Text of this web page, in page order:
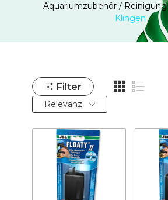
Aquariumzubehör
Reinigung
Klingen
Filter
Relevanz